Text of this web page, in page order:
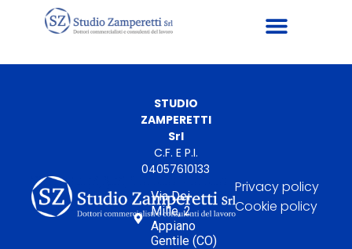
STUDIO
ZAMPERETTI
Srl
C.F. E P.I.
04057610133
Via Dei
Mille, 2
Appiano
Gentile (CO)
Privacy policy
Cookie policy